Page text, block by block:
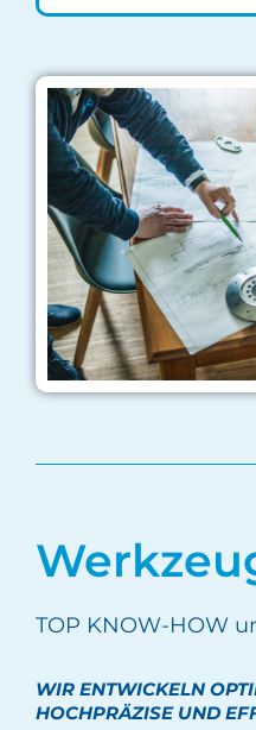
TOP KNOW-HOW
WIR ENTWICKELN
HOCHPRÄZISE UND